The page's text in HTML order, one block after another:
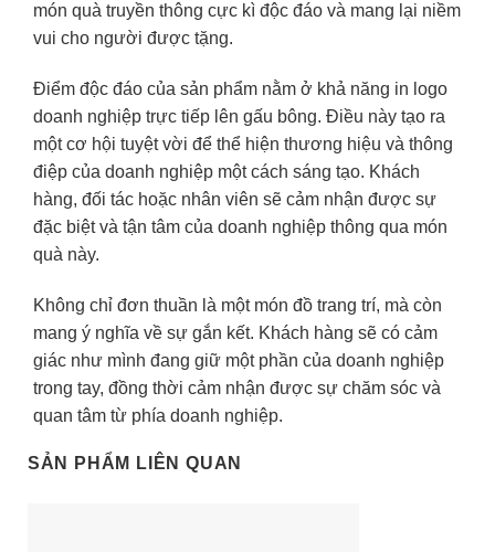
món quà truyền thông cực kì độc đáo và mang lại niềm
vui cho người được tặng.
Điểm độc đáo của sản phẩm nằm ở khả năng in logo
doanh nghiệp trực tiếp lên gấu bông. Điều này tạo ra
một cơ hội tuyệt vời để thể hiện thương hiệu và thông
điệp của doanh nghiệp một cách sáng tạo. Khách
hàng, đối tác hoặc nhân viên sẽ cảm nhận được sự
đặc biệt và tận tâm của doanh nghiệp thông qua món
quà này.
Không chỉ đơn thuần là một món đồ trang trí, mà còn
mang ý nghĩa về sự gắn kết. Khách hàng sẽ có cảm
giác như mình đang giữ một phần của doanh nghiệp
trong tay, đồng thời cảm nhận được sự chăm sóc và
quan tâm từ phía doanh nghiệp.
SẢN PHẨM LIÊN QUAN